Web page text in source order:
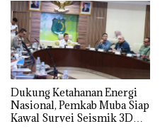
Dukung Ketahanan Energi
Nasional, Pemkab Muba Siap
Kawal Survei Seismik 3D